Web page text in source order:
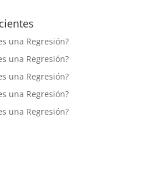
una Regresión?
una Regresión?
una Regresión?
una Regresión?
una Regresión?